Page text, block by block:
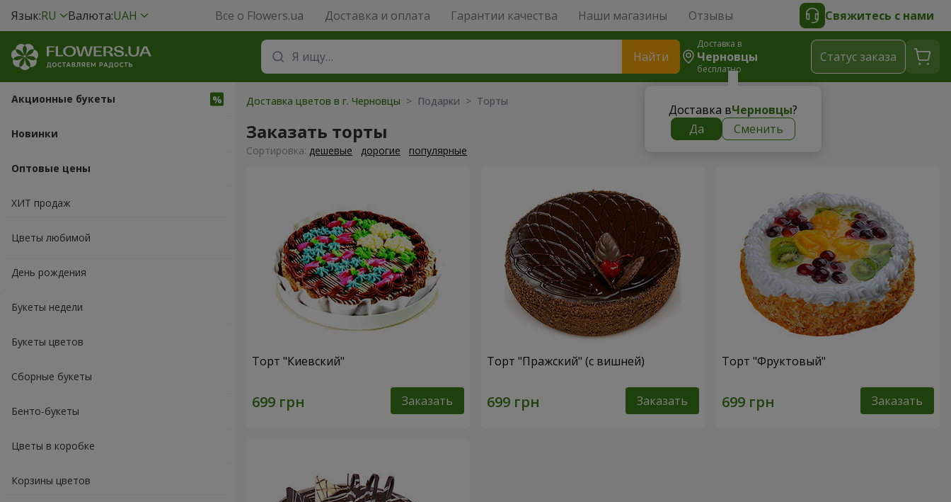
Язык:RU Валюта:UAH Все о Flowers.ua Доставка и оплата Гарантии качества Наши магазины Отзывы Свяжитесь с нами
Найти
Доставка в
Черновцы
бесплатно
Доставка вЧерновцы?
Да
Сменить
Cтатус заказа
Акционные букеты
Новинки
Оптовые цены
ХИТ продаж
Цветы любимой
День рождения
Букеты недели
Букеты цветов
Сборные букеты
Бенто-букеты
Цветы в коробке
Корзины цветов
Доставка цветов в г. Черновцы > Подарки > Торты
Заказать торты
Cортировка: дешевые дорогие популярные
Торт "Киевский"
Заказать
Торт "Пражский" (с вишней)
Заказать
Торт "Фруктовый"
Заказать